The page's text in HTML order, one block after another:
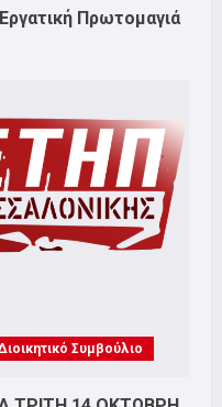
Πρωτομαγιά
Συμβούλιο